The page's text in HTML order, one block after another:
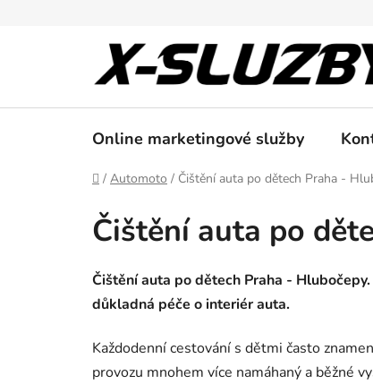
Online marketingové služby
Domů
/ Automoto / Čištění auta po dětech Praha -
Čištění auta po
Čištění auta po dětech Praha -
důkladná péče o interiér auta.
Každodenní cestování s dětmi často
provozu mnohem více namáhaný a běžné